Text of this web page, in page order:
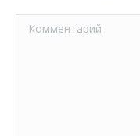
Комментарий